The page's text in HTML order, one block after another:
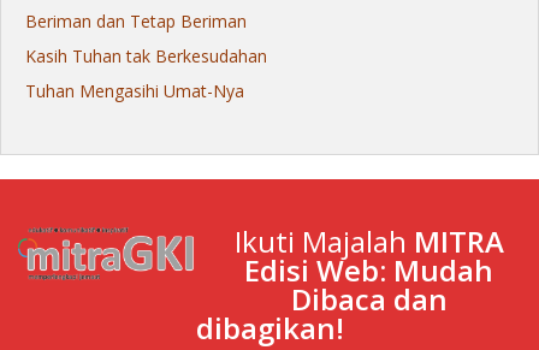
Beriman dan Tetap Beriman
Kasih Tuhan tak Berkesudahan
Tuhan Mengasihi Umat-Nya
Ikuti Majalah MITRA
Edisi Web: Mudah
Dibaca dan
dibagikan!